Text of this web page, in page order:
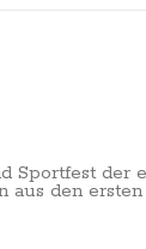
Sportfest der
den ersten